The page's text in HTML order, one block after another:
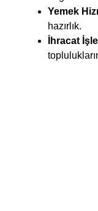
Yemek
hazırlık.
İhracat